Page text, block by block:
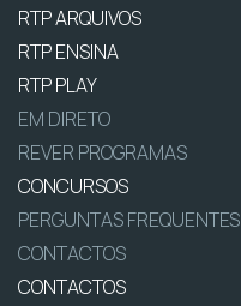
RTP ARQUIVOS
RTP ENSINA
RTP PLAY
EM DIRETO
REVER PROGRAMAS
CONCURSOS
PERGUNTAS FREQUENTES
CONTACTOS
CONTACTOS